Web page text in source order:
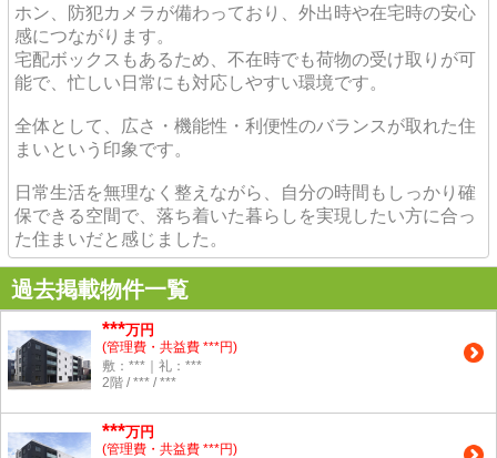
ホン、防犯カメラが備わっており、外出時や在宅時の安心
感につながります。
宅配ボックスもあるため、不在時でも荷物の受け取りが可
能で、忙しい日常にも対応しやすい環境です。
全体として、広さ・機能性・利便性のバランスが取れた住
まいという印象です。
日常生活を無理なく整えながら、自分の時間もしっかり確
保できる空間で、落ち着いた暮らしを実現したい方に合っ
た住まいだと感じました。
過去掲載物件一覧
***万円
(管理費・共益費 ***円)
敷：***｜礼：***
2階 / *** / ***
***万円
(管理費・共益費 ***円)